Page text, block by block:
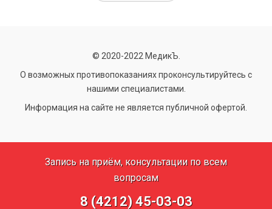
© 2020-2022 МедикЪ.
О возможных противопоказаниях проконсультируйтесь с
нашими специалистами.
Информация на сайте не является публичной офертой.
Запись на приём, консультации по всем
вопросам
8 (4212) 45-03-03